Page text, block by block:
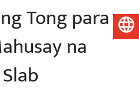
Tong para
na
Pilipino